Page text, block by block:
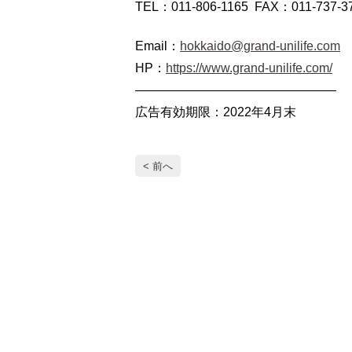
TEL：011-806-1165 FAX：011-737-
Email： hokkaido@grand-unilife.com
HP： https://www.grand-unilife.com/
————————————————
広告有効期限：2022年4月末
< 前へ